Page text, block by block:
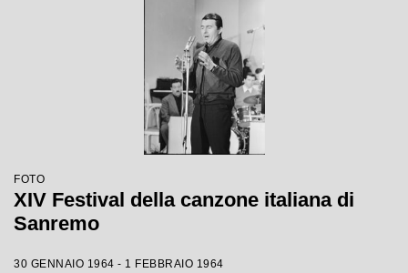
FOTO
XIV Festival della canzone italiana di
Sanremo
30 GENNAIO 1964 - 1 FEBBRAIO 1964